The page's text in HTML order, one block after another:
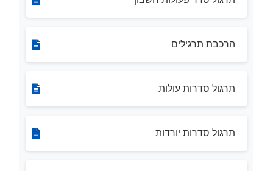
הרכבת תרגילים
תרגול סדרות עולות
תרגול סדרות יורדות